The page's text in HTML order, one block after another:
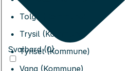
Tolga (Kommune)
Trysil (Kommune)
Tynset (Kommune)
Vang (Kommune)
Svalbard (0)